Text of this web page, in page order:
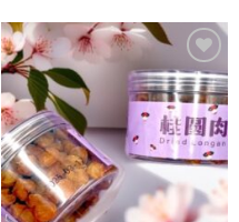
Add to
Wishlist